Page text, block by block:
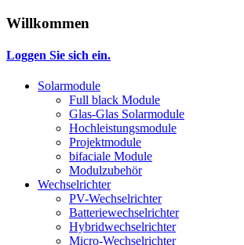
Willkommen
Loggen Sie sich ein.
Solarmodule
Full black Module
Glas-Glas Solarmodule
Hochleistungsmodule
Projektmodule
bifaciale Module
Modulzubehör
Wechselrichter
PV-Wechselrichter
Batteriewechselrichter
Hybridwechselrichter
Micro-Wechselrichter